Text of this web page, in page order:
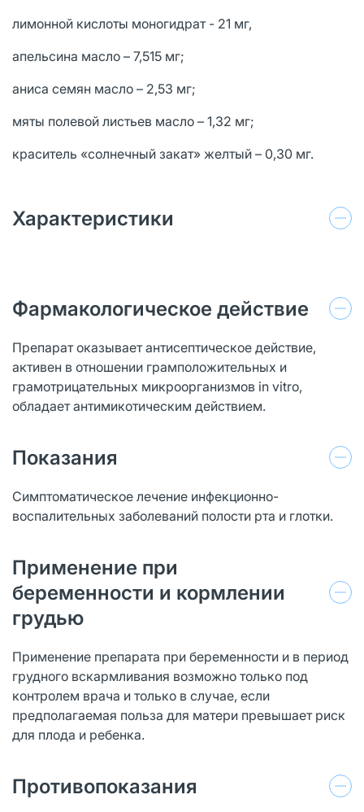
лимонной кислоты моногидрат - 21 мг,
апельсина масло – 7,515 мг;
аниса семян масло – 2,53 мг;
мяты полевой листьев масло – 1,32 мг;
краситель «солнечный закат» желтый – 0,30 мг.
Характеристики
Фармакологическое действие
Препарат оказывает антисептическое действие,
активен в отношении грамположительных и
грамотрицательных микроорганизмов in vitro,
обладает антимикотическим действием.
Показания
Симптоматическое лечение инфекционно-
воспалительных заболеваний полости рта и глотки.
Применение при
беременности и кормлении
грудью
Применение препарата при беременности и в период
грудного вскармливания возможно только под
контролем врача и только в случае, если
предполагаемая польза для матери превышает риск
для плода и ребенка.
Противопоказания